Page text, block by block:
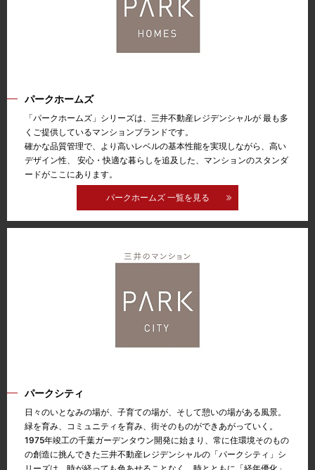
パークホームズ
「パークホームズ」シリーズは、三井不動産レジデンシャルが 最も多
くご提供しているマンションブランドです。
確かな品質管理で、より高いレベルの基本性能を実現しながら、高い
デザイン性、 安心・快適な暮らしを追及した、マンションのスタンダ
ードがここにあります。
パークホームズ 一覧を見る
パークシティ
日々のいとなみの場が、子育ての場が、そして憩いの場がある風景。
緑を育み、コミュニティを育み、街そのものができあがっていく。
1975年竣工の千葉ガーデンタウン開発に始まり、常に住環境そのもの
の創造に挑んできた三井不動産レジデンシャルの「パークシティ」シ
リーズは、時が経っても色あせることなく、時とともに「経年優化」